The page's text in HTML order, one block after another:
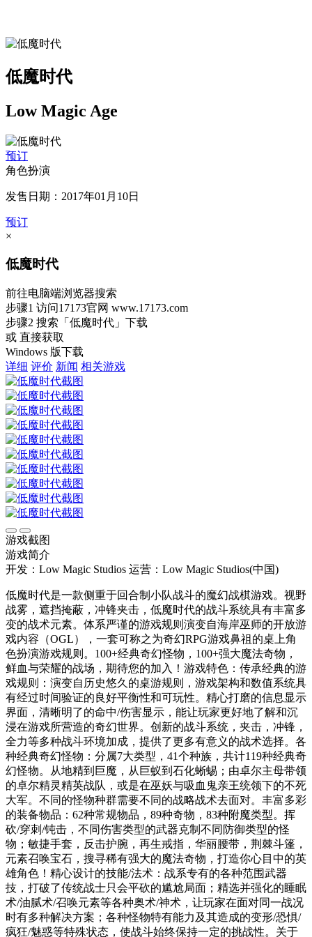
低魔时代
Low Magic Age
预订
角色扮演
发售日期：2017年01月10日
预订
×
低魔时代
前往电脑端浏览器搜索
步骤1 访问17173官网 www.17173.com
步骤2 搜索 「低魔时代」 下载
或 直接获取
Windows 版下载
详细 评价 新闻 相关游戏
游戏截图
游戏简介
开发：Low Magic Studios 运营：Low Magic Studios(中国)
低魔时代是一款侧重于回合制小队战斗的魔幻战棋游戏。视野
战雾，遮挡掩蔽，冲锋夹击，低魔时代的战斗系统具有丰富多
变的战术元素。体系严谨的游戏规则演变自海岸巫师的开放游
戏内容（OGL），一套可称之为奇幻RPG游戏鼻祖的桌上角
色扮演游戏规则。100+经典奇幻怪物，100+强大魔法奇物，
鲜血与荣耀的战场，期待您的加入！游戏特色：传承经典的游
戏规则：演变自历史悠久的桌游规则，游戏架构和数值系统具
有经过时间验证的良好平衡性和可玩性。精心打磨的信息显示
界面，清晰明了的命中/伤害显示，能让玩家更好地了解和沉
浸在游戏所营造的奇幻世界。创新的战斗系统，夹击，冲锋，
全力等多种战斗环境加成，提供了更多有意义的战术选择。各
种经典奇幻怪物：分属7大类型，41个种族，共计119种经典奇
幻怪物。从地精到巨魔，从巨蚁到石化蜥蜴；由卓尔主母带领
的卓尔精灵精英战队，或是在巫妖与吸血鬼亲王统领下的不死
大军。不同的怪物种群需要不同的战略战术去面对。丰富多彩
的装备物品：62种常规物品，89种奇物，83种附魔类型。挥
砍/穿刺/钝击，不同伤害类型的武器克制不同防御类型的怪
物；敏捷手套，反击护腕，再生戒指，华丽腰带，荆棘斗篷，
元素召唤宝石，搜寻稀有强大的魔法奇物，打造你心目中的英
雄角色！精心设计的技能/法术：战系专有的各种范围武器
技，打破了传统战士只会平砍的尴尬局面；精选并强化的睡眠
术/油腻术/召唤元素等各种奥术/神术，让玩家在面对同一战况
时有多种解决方案；各种怪物特有能力及其造成的变形/恐惧/
疯狂/魅惑等特殊状态，使战斗始终保持一定的挑战性。关于